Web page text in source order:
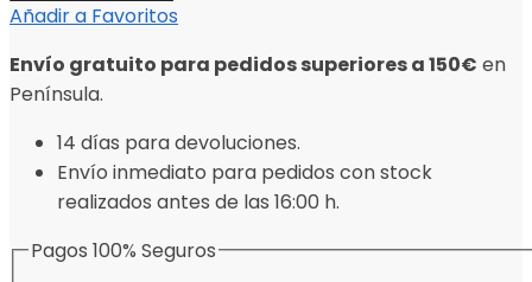
Añadir a Favoritos
Envío gratuito para pedidos superiores a 150€ en
Península.
14 días para devoluciones.
Envío inmediato para pedidos con stock
realizados antes de las 16:00 h.
Pagos 100% Seguros